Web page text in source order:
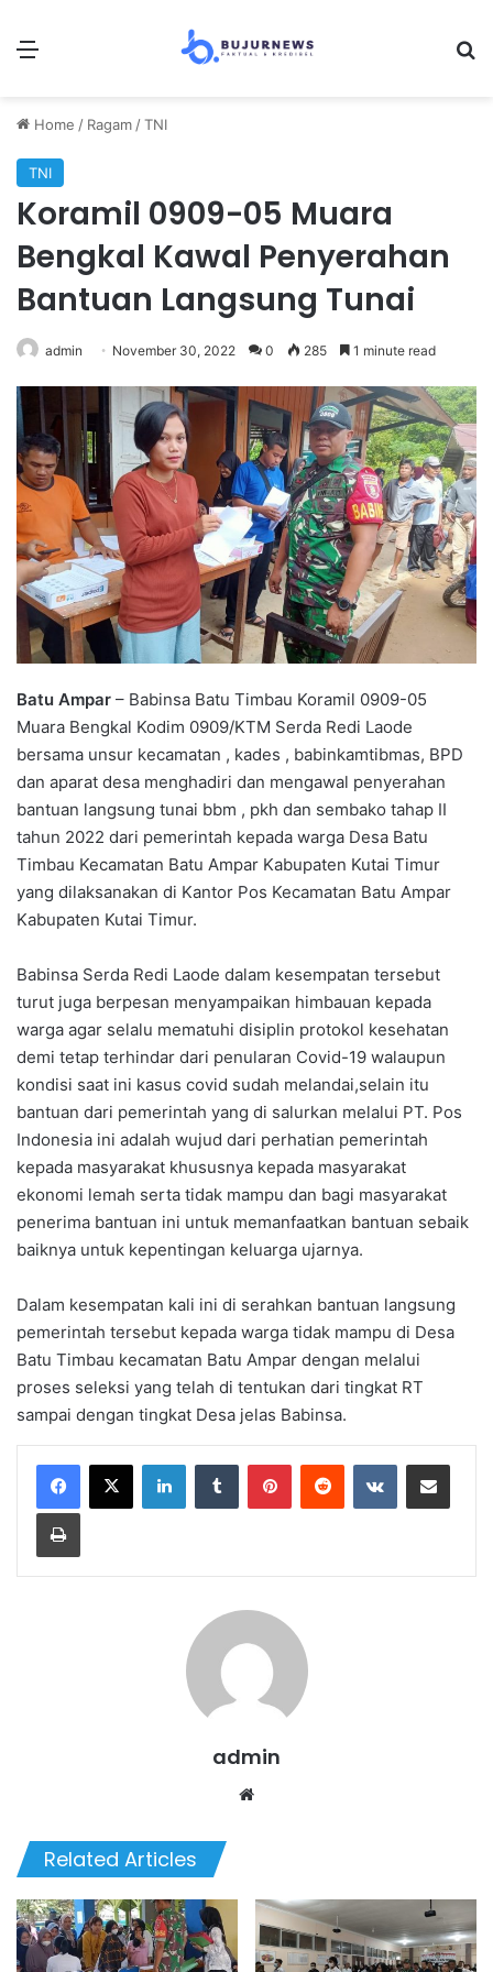
Home / Ragam /TNI
TNI
Koramil 0909-05 Muara
Bengkal Kawal Penyerahan
Bantuan Langsung Tunai
admin November 30, 2022 0 285 1 minute read
Batu Ampar – Babinsa Batu Timbau Koramil 0909-05
Muara Bengkal Kodim 0909/KTM Serda Redi Laode
bersama unsur kecamatan , kades , babinkamtibmas, BPD
dan aparat desa menghadiri dan mengawal penyerahan
bantuan langsung tunai bbm , pkh dan sembako tahap II
tahun 2022 dari pemerintah kepada warga Desa Batu
Timbau Kecamatan Batu Ampar Kabupaten Kutai Timur
yang dilaksanakan di Kantor Pos Kecamatan Batu Ampar
Kabupaten Kutai Timur.
Babinsa Serda Redi Laode dalam kesempatan tersebut
turut juga berpesan menyampaikan himbauan kepada
warga agar selalu mematuhi disiplin protokol kesehatan
demi tetap terhindar dari penularan Covid-19 walaupun
kondisi saat ini kasus covid sudah melandai,selain itu
bantuan dari pemerintah yang di salurkan melalui PT. Pos
Indonesia ini adalah wujud dari perhatian pemerintah
kepada masyarakat khususnya kepada masyarakat
ekonomi lemah serta tidak mampu dan bagi masyarakat
penerima bantuan ini untuk memanfaatkan bantuan sebaik
baiknya untuk kepentingan keluarga ujarnya.
Dalam kesempatan kali ini di serahkan bantuan langsung
pemerintah tersebut kepada warga tidak mampu di Desa
Batu Timbau kecamatan Batu Ampar dengan melalui
proses seleksi yang telah di tentukan dari tingkat RT
sampai dengan tingkat Desa jelas Babinsa.
admin
Related Articles